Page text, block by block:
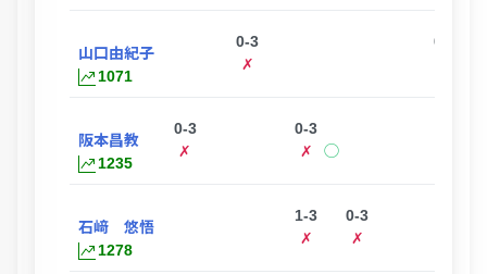
山口由紀子
1071
0-3
✗
0-3
阪本昌教
1235
0-3
✗
0-3
✗
◯
石﨑 悠悟
1278
1-3
✗
0-3
✗